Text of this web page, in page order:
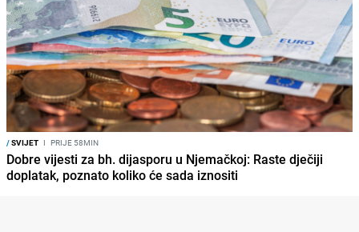
/SVIJET I PRIJE 58MIN
Dobre vijesti za bh. dijasporu u Njemačkoj: Raste dječiji
doplatak, poznato koliko će sada iznositi